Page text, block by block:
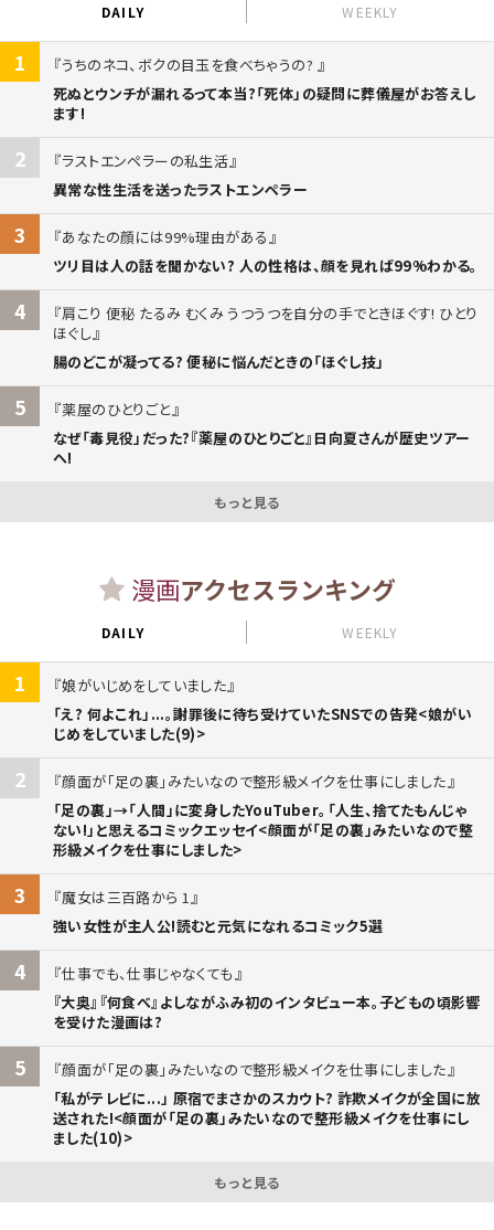
DAILY WEEKLY
1
うちのネコ、ボクの目玉を食べちゃうの?
死ぬとウンチが漏れるって本当?「死体」の疑問に葬儀屋がお答えし
ます!
2
ラストエンペラーの私生活
異常な性生活を送ったラストエンペラー
3
あなたの顔には99%理由がある
ツリ目は人の話を聞かない? 人の性格は、顔を見れば99%わかる。
4
肩こり 便秘 たるみ むくみ うつうつを自分の手でときほぐす! ひとり
ほぐし
腸のどこが凝ってる? 便秘に悩んだときの「ほぐし技」
5
薬屋のひとりごと
なぜ「毒見役」だった?『薬屋のひとりごと』日向夏さんが歴史ツアー
へ!
もっと見る
漫画アクセスランキング
DAILY WEEKLY
1
娘がいじめをしていました
「え? 何よこれ」...。謝罪後に待ち受けていたSNSでの告発<娘がい
じめをしていました(9)>
2
顔面が「足の裏」みたいなので整形級メイクを仕事にしました
「足の裏」→「人間」に変身したYouTuber。「人生、捨てたもんじゃ
ない!」と思えるコミックエッセイ<顔面が「足の裏」みたいなので整
形級メイクを仕事にしました>
3
魔女は三百路から 1
強い女性が主人公!読むと元気になれるコミック5選
4
仕事でも、仕事じゃなくても
『大奥』『何食べ』よしながふみ初のインタビュー本。子どもの頃影響
を受けた漫画は?
5
顔面が「足の裏」みたいなので整形級メイクを仕事にしました
「私がテレビに...」 原宿でまさかのスカウト? 詐欺メイクが全国に放
送された!<顔面が「足の裏」みたいなので整形級メイクを仕事にし
ました(10)>
もっと見る